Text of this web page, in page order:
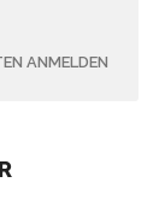
ANMELDEN